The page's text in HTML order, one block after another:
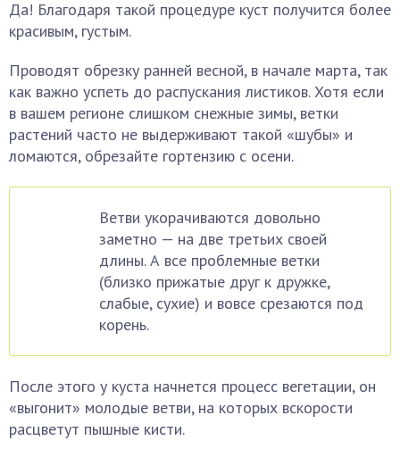
Да! Благодаря такой процедуре куст получится более
красивым, густым.
Проводят обрезку ранней весной, в начале марта, так
как важно успеть до распускания листиков. Хотя если
в вашем регионе слишком снежные зимы, ветки
растений часто не выдерживают такой «шубы» и
ломаются, обрезайте гортензию с осени.
Ветви укорачиваются довольно
заметно — на две третьих своей
длины. А все проблемные ветки
(близко прижатые друг к дружке,
слабые, сухие) и вовсе срезаются под
корень.
После этого у куста начнется процесс вегетации, он
«выгонит» молодые ветви, на которых вскорости
расцветут пышные кисти.